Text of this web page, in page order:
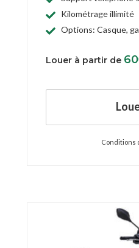
Kilométrage illimité
Options: Casque,
Louer à partir de 60
Conditions